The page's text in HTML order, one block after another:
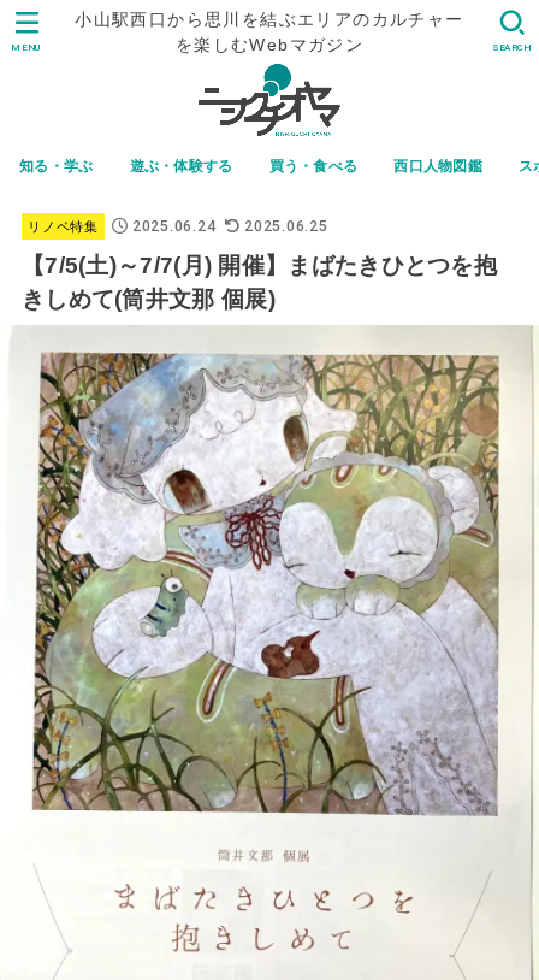
小山駅西口から思川を結ぶエリアのカルチャー
を楽しむWebマガジン
知る・学ぶ 遊ぶ・体験する 買う・食べる 西口人物図鑑 ス
SEARCH
MENU
リノベ特集 2025.06.24 2025.06.25
【7/5(土)～7/7(月) 開催】まばたきひとつを抱
きしめて(筒井文那 個展)